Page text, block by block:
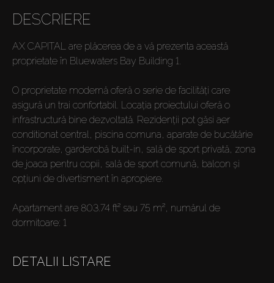
DESCRIERE
AX CAPITAL are plăcerea de a vă prezenta această
proprietate în Bluewaters Bay Building 1.
O proprietate modernă oferă o serie de facilități care
asigură un trai confortabil. Locația proiectului oferă o
infrastructură bine dezvoltată. Rezidenții pot găsi aer
conditionat central, piscina comuna, aparate de bucătărie
încorporate, garderobă built-in, sală de sport privată, zona
de joaca pentru copii, sală de sport comună, balcon și
opțiuni de divertisment în apropiere.
Apartament are 803.74 ft² sau 75 m², numărul de
dormitoare: 1
DETALII LISTARE